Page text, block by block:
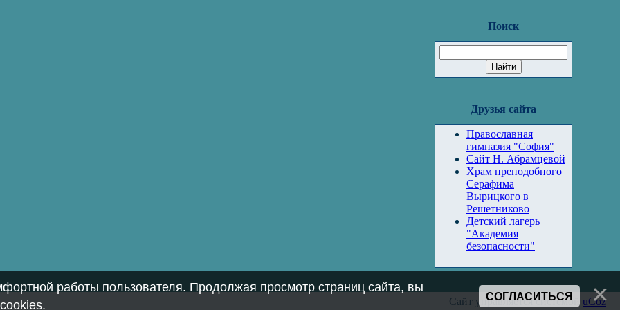
Поиск
Друзья сайта
Православная
гимназия "София"
Сайт Н. Абрамцевой
Храм преподобного
Серафима
Вырицкого в
Решетниково
Детский лагерь
"Академия
безопасности"
Сайт управляется системой uCoz
работы пользователя. Продолжая просмотр страниц сайта, вы
.
СОГЛАСИТЬСЯ